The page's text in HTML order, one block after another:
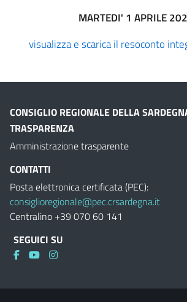
MARTEDI' 1 APRILE
visualizza e scarica il resoconto
CONSIGLIO REGIONALE DELLA
TRASPARENZA
Amministrazione trasparente
CONTATTI
Posta elettronica certificata (PEC):
consiglioregionale@pec.crsardegna.it
Centralino +39 070 60 141
SEGUICI SU